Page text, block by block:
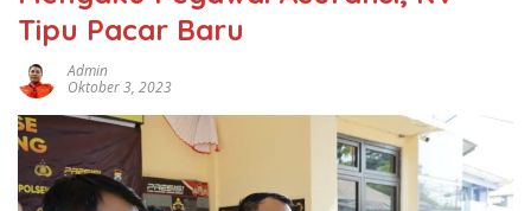
Tipu Pacar Baru
Admin
Oktober 3, 2023